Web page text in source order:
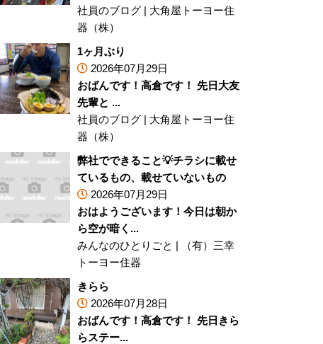
社員のブログ | 大角屋トーヨー住
器（株）
1ヶ月ぶり
2026年07月29日
おばんです！高倉です！ 先日大友
先輩と ...
社員のブログ | 大角屋トーヨー住
器（株）
弊社でできること💡チラシに載せ
ているもの、載せていないもの
2026年07月29日
おはようございます！今日は朝か
ら空が暗く...
みんなのひとりごと |
（有）三幸
トーヨー住器
きらら
2026年07月28日
おばんです！高倉です！ 先日きら
らステー...